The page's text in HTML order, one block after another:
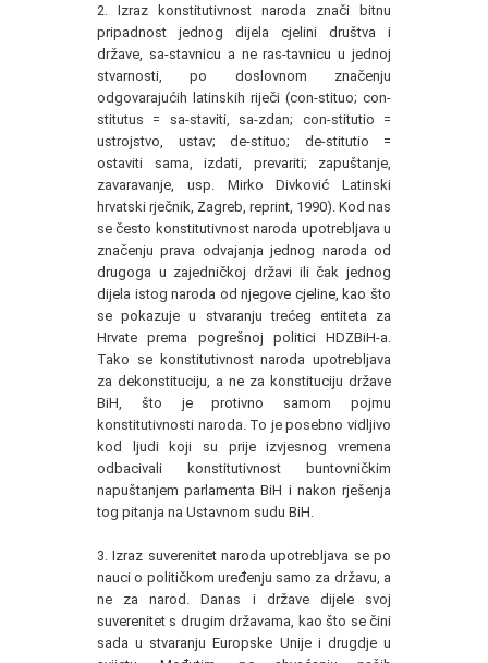
2. Izraz konstitutivnost naroda znači bitnu
pripadnost jednog dijela cjelini društva i
države, sa-stavnicu a ne ras-tavnicu u jednoj
stvarnosti, po doslovnom značenju
odgovarajućih latinskih riječi (con-stituo; con-
stitutus = sa-staviti, sa-zdan; con-stitutio =
ustrojstvo, ustav; de-stituo; de-stitutio =
ostaviti sama, izdati, prevariti; zapuštanje,
zavaravanje, usp. Mirko Divković Latinski
hrvatski rječnik, Zagreb, reprint, 1990). Kod nas
se često konstitutivnost naroda upotrebljava u
značenju prava odvajanja jednog naroda od
drugoga u zajedničkoj državi ili čak jednog
dijela istog naroda od njegove cjeline, kao što
se pokazuje u stvaranju trećeg entiteta za
Hrvate prema pogrešnoj politici HDZBiH-a.
Tako se konstitutivnost naroda upotrebljava
za dekonstituciju, a ne za konstituciju države
BiH, što je protivno samom pojmu
konstitutivnosti naroda. To je posebno vidljivo
kod ljudi koji su prije izvjesnog vremena
odbacivali konstitutivnost buntovničkim
napuštanjem parlamenta BiH i nakon rješenja
tog pitanja na Ustavnom sudu BiH.
3. Izraz suverenitet naroda upotrebljava se po
nauci o političkom uređenju samo za državu, a
ne za narod. Danas i države dijele svoj
suverenitet s drugim državama, kao što se čini
sada u stvaranju Europske Unije i drugdje u